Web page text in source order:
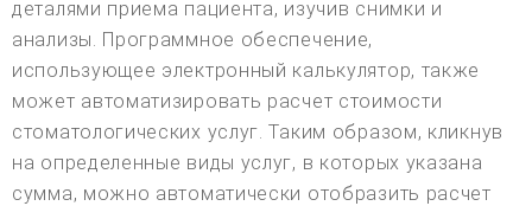
деталями приема пациента, изучив снимки и
анализы. Программное обеспечение,
использующее электронный калькулятор, также
может автоматизировать расчет стоимости
стоматологических услуг. Таким образом, кликнув
на определенные виды услуг, в которых указана
сумма, можно автоматически отобразить расчет